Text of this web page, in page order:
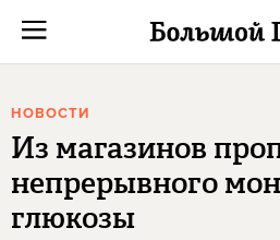
НОВОСТИ
Из магазинов
непрерывного
глюкозы